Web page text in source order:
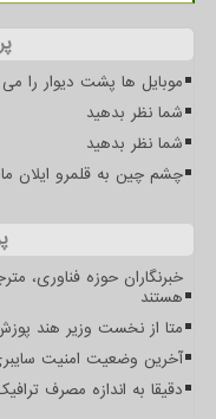
موبایل ها پشت دیوار را می
شما نظر بدهید
شما نظر بدهید
چشم چین به قلمرو ایلان
خبرنگاران حوزه فناوری،
هستند
متا از نخست وزیر هند
آخرین وضعیت امنیت
دقیقا به اندازه مصرف